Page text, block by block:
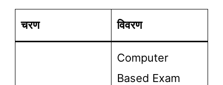
चरण विवरण
Computer
Based Exam